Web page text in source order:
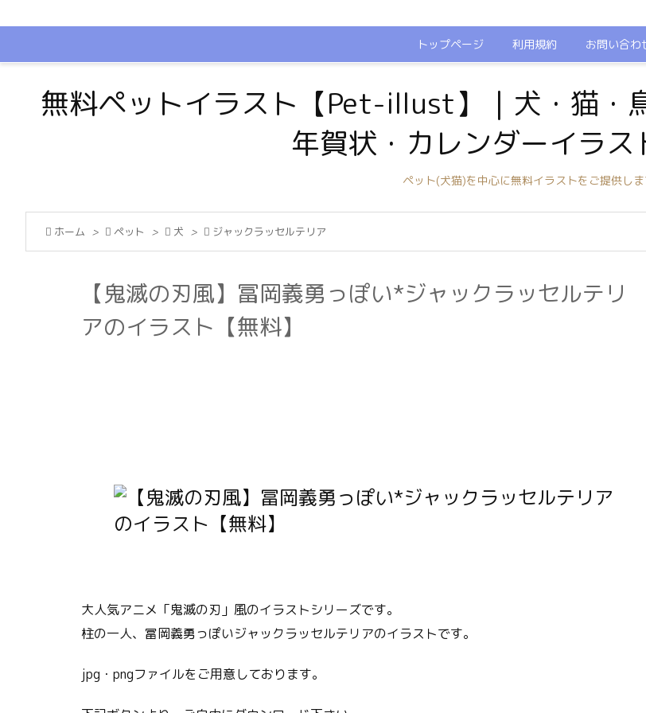
トップページ 利用規約 お問い合わ
無料ペットイラスト【Pet-illust】｜犬・猫・
年賀状・カレンダーイラス
ペット(犬猫)を中心に無料イラストをご提供しま
 ホーム >  ペット >  犬 >  ジャックラッセルテリア
【鬼滅の刃風】冨岡義勇っぽい*ジャックラッセルテリ
アのイラスト【無料】
大人気アニメ「鬼滅の刃」風のイラストシリーズです。
柱の一人、冨岡義勇っぽいジャックラッセルテリアのイラストです。
jpg・pngファイルをご用意しております。